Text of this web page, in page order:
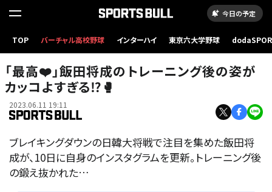
今日の予定
TOP バーチャル高校野球 インターハイ 東京六大学野球
「最高❤️」飯田将成のトレーニング後の姿が
カッコよすぎる⁉🥊
2023.06.11 19:11
ブレイキングダウンの日韓大将戦で注目を集めた飯田将
成が、10日に自身のインスタグラムを更新。トレーニング後
の鍛え抜かれた…